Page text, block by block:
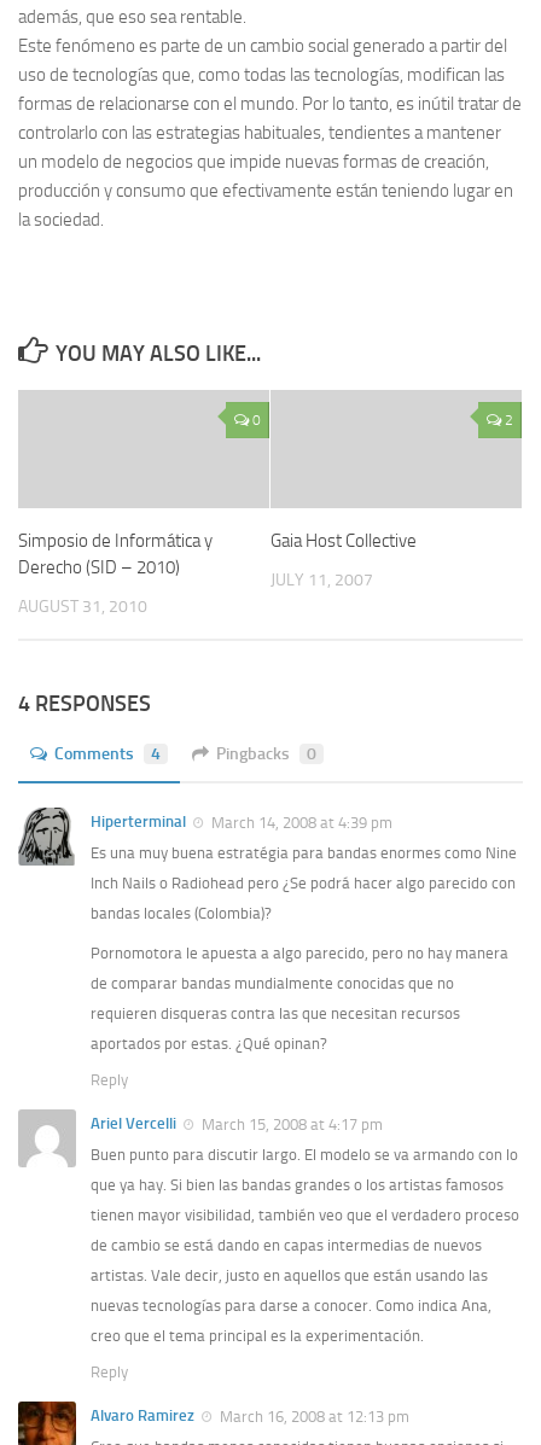
además, que eso sea rentable.
Este fenómeno es parte de un cambio social generado a partir del
uso de tecnologías que, como todas las tecnologías, modifican las
formas de relacionarse con el mundo. Por lo tanto, es inútil tratar de
controlarlo con las estrategias habituales, tendientes a mantener
un modelo de negocios que impide nuevas formas de creación,
producción y consumo que efectivamente están teniendo lugar en
la sociedad.
YOU MAY ALSO LIKE...
0
Simposio de Informática y
Derecho (SID – 2010)
AUGUST 31, 2010
2
Gaia Host Collective
JULY 11, 2007
4 RESPONSES
Comments 4 Pingbacks 0
Hiperterminal
March 14, 2008 at 4:39 pm
Es una muy buena estratégia para bandas enormes como Nine
Inch Nails o Radiohead pero ¿Se podrá hacer algo parecido con
bandas locales (Colombia)?
Pornomotora le apuesta a algo parecido, pero no hay manera
de comparar bandas mundialmente conocidas que no
requieren disqueras contra las que necesitan recursos
aportados por estas. ¿Qué opinan?
Reply
Ariel Vercelli
March 15, 2008 at 4:17 pm
Buen punto para discutir largo. El modelo se va armando con lo
que ya hay. Si bien las bandas grandes o los artistas famosos
tienen mayor visibilidad, también veo que el verdadero proceso
de cambio se está dando en capas intermedias de nuevos
artistas. Vale decir, justo en aquellos que están usando las
nuevas tecnologías para darse a conocer. Como indica Ana,
creo que el tema principal es la experimentación.
Reply
Alvaro Ramirez
March 16, 2008 at 12:13 pm